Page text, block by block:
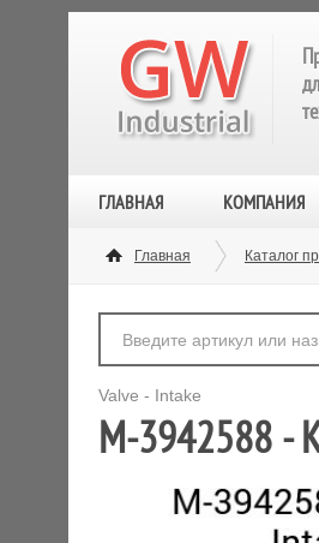
ГЛАВНАЯ КОМПАНИЯ
Главная Каталог
Valve - Intake
M-3942588 -